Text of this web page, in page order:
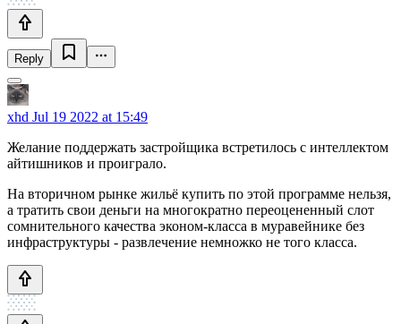
Reply
xhd Jul 19 2022 at 15:49
Желание поддержать застройщика встретилось с интеллектом
айтишников и проиграло.
На вторичном рынке жильё купить по этой программе нельзя,
а тратить свои деньги на многократно переоцененный слот
сомнительного качества эконом-класса в муравейнике без
инфраструктуры - развлечение немножко не того класса.